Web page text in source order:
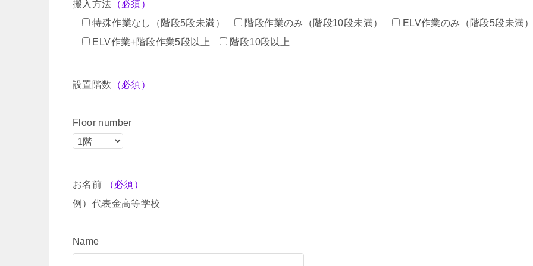
搬入方法 （必須）
特殊作業なし（階段5段未満）
階段作業のみ（階段10段未満）
ELV作業のみ（階段5段未満
ELV作業+階段作業5段以上
階段10段以上
設置階数 （必須）
Floor number
お名前
（必須）
例）代表金高等学校
Name